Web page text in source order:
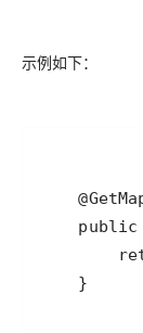
示例如下：